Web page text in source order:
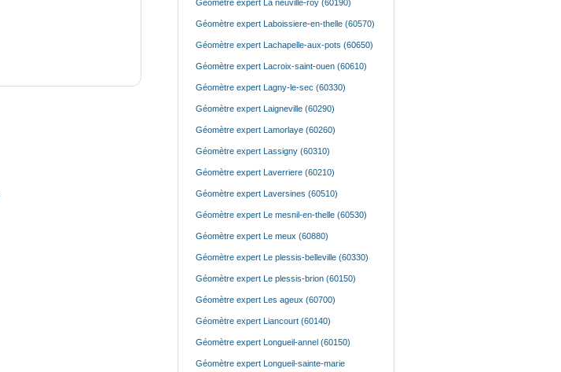
Géomètre expert La neuville-roy (60190)
Géomètre expert Laboissiere-en-thelle (60570)
Géomètre expert Lachapelle-aux-pots (60650)
Géomètre expert Lacroix-saint-ouen (60610)
Géomètre expert Lagny-le-sec (60330)
Géomètre expert Laigneville (60290)
Géomètre expert Lamorlaye (60260)
Géomètre expert Lassigny (60310)
Géomètre expert Laverriere (60210)
Géomètre expert Laversines (60510)
Géomètre expert Le mesnil-en-thelle (60530)
Géomètre expert Le meux (60880)
Géomètre expert Le plessis-belleville (60330)
Géomètre expert Le plessis-brion (60150)
Géomètre expert Les ageux (60700)
Géomètre expert Liancourt (60140)
Géomètre expert Longueil-annel (60150)
Géomètre expert Longueil-sainte-marie